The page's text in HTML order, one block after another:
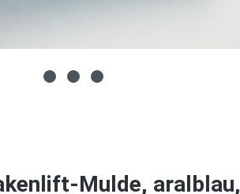
Mulde,